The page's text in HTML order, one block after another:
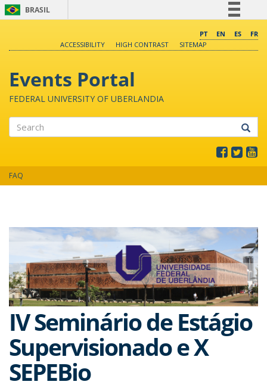
BRASIL
Comunica BR
Canais
PT EN ES
FR
ACCESSIBILITY
HIGH CONTRAST SITEMAP
Events Portal
FEDERAL UNIVERSITY OF UBERLANDIA
FAQ
IV Seminário de Estágio
Supervisionado e X
SEPEBio